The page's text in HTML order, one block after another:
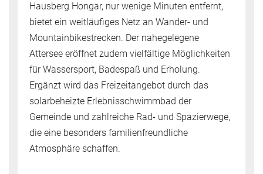
Hausberg Hongar, nur wenige Minuten entfernt,
bietet ein weitläufiges Netz an Wander- und
Mountainbikestrecken. Der nahegelegene
Attersee eröffnet zudem vielfältige Möglichkeiten
für Wassersport, Badespaß und Erholung.
Ergänzt wird das Freizeitangebot durch das
solarbeheizte Erlebnisschwimmbad der
Gemeinde und zahlreiche Rad- und Spazierwege,
die eine besonders familienfreundliche
Atmosphäre schaffen.